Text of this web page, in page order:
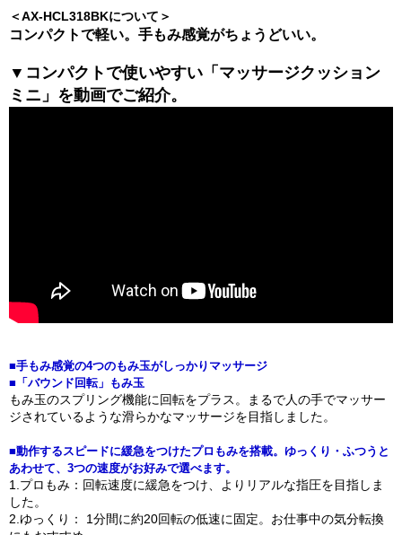
＜AX-HCL318BKについて＞
コンパクトで軽い。手もみ感覚がちょうどいい。
▼コンパクトで使いやすい「マッサージクッション
ミニ」を動画でご紹介。
■手もみ感覚の4つのもみ玉がしっかりマッサージ
■「バウンド回転」もみ玉
もみ玉のスプリング機能に回転をプラス。まるで人の手でマッサー
ジされているような滑らかなマッサージを目指しました。
■動作するスピードに緩急をつけたプロもみを搭載。ゆっくり・ふつうと
あわせて、3つの速度がお好みで選べます。
1.プロもみ：回転速度に緩急をつけ、よりリアルな指圧を目指しま
した。
2.ゆっくり： 1分間に約20回転の低速に固定。お仕事中の気分転換